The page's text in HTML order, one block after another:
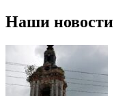
Наши новости